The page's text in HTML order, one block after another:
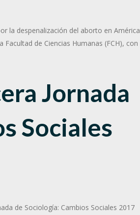
la despenalización del aborto en América
Facultad de Ciencias Humanas (FCH), con
Jornada
Sociales
de Sociología: Cambios Sociales 2017